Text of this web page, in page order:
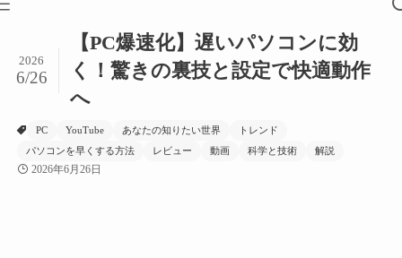
【PC爆速化】遅いパソコンに効
く！驚きの裏技と設定で快適動作
へ
2026
6/26
PC YouTube あなたの知りたい世界
トレンド
パソコンを早くする方法
レビュー 動画 科学と技術 解説
2026年6月26日